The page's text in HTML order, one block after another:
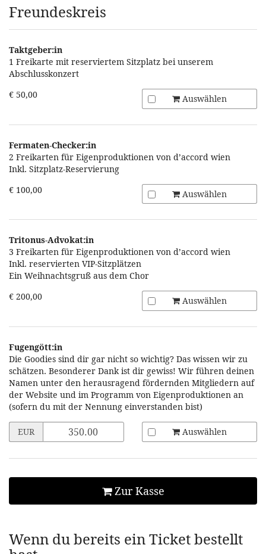
Produkte
Freundeskreis
Taktgeber:in
1 Freikarte mit reserviertem Sitzplatz bei unserem
Abschlusskonzert
€ 50,00
Auswählen
Fermaten-Checker:in
2 Freikarten für Eigenproduktionen von d’accord wien
Inkl. Sitzplatz-Reservierung
€ 100,00
Auswählen
Tritonus-Advokat:in
3 Freikarten für Eigenproduktionen von d’accord wien
Inkl. reservierten VIP-Sitzplätzen
Ein Weihnachtsgruß aus dem Chor
€ 200,00
Auswählen
Fugengött:in
Die Goodies sind dir gar nicht so wichtig? Das wissen wir zu
schätzen. Besonderer Dank ist dir gewiss! Wir führen deinen
Namen unter den herausragend fördernden Mitgliedern auf
der Website und im Programm von Eigenproduktionen an
(sofern du mit der Nennung einverstanden bist)
Preis
in
Fugengött:in
EUR Auswählen
Zur Kasse
Wenn du bereits ein Ticket bestellt